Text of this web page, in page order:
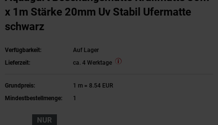
x 1m Stärke 20mm Uv Stabil Ufermatte
schwarz
Verfügbarkeit:
Auf Lager
Lieferzeit:
ca. 4 Werktage
Grundpreis:
1 m = 8.54 EUR
Mindestbestellmenge:
1
NUR